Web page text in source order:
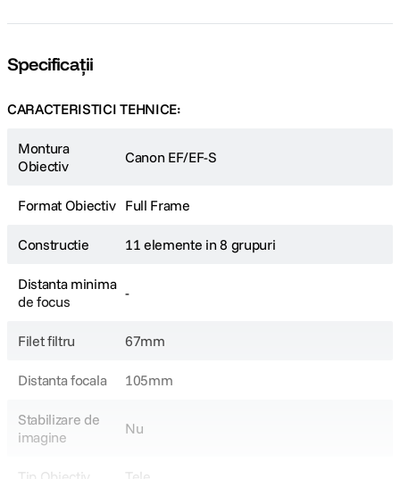
Specificații
CARACTERISTICI TEHNICE:
Montura
Obiectiv
Canon EF/EF-S
Format Obiectiv Full Frame
Constructie 11 elemente in 8 grupuri
Distanta minima
de focus
-
Filet filtru 67mm
Distanta focala 105mm
Stabilizare de
imagine
Nu